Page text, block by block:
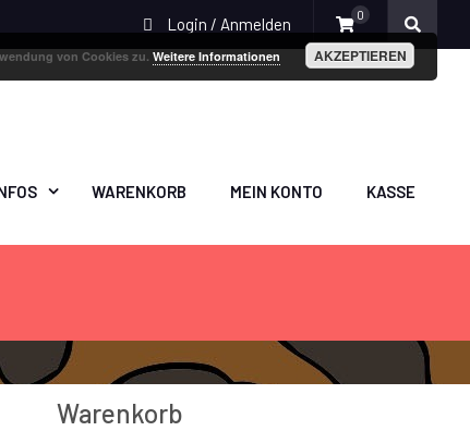
Login / Anmelden 0
WARENKORB MEIN KONTO KASSE
Warenkorb
von Cookies zu. Weitere Informationen AKZEPTIEREN